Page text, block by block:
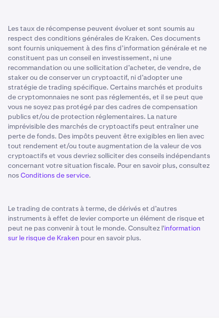
Les taux de récompense peuvent évoluer et sont soumis au
respect des conditions générales de Kraken. Ces documents
sont fournis uniquement à des fins d’information générale et ne
constituent pas un conseil en investissement, ni une
recommandation ou une sollicitation d’acheter, de vendre, de
staker ou de conserver un cryptoactif, ni d’adopter une
stratégie de trading spécifique. Certains marchés et produits
de cryptomonnaies ne sont pas réglementés, et il se peut que
vous ne soyez pas protégé par des cadres de compensation
publics et/ou de protection réglementaires. La nature
imprévisible des marchés de cryptoactifs peut entraîner une
perte de fonds. Des impôts peuvent être exigibles en lien avec
tout rendement et/ou toute augmentation de la valeur de vos
cryptoactifs et vous devriez solliciter des conseils indépendants
concernant votre situation fiscale. Pour en savoir plus, consultez
nosConditions de service.
Le trading de contrats à terme, de dérivés et d’autres
instruments à effet de levier comporte un élément de risque et
peut ne pas convenir à tout le monde. Consultez l'information
sur le risque de Kraken pour en savoir plus.